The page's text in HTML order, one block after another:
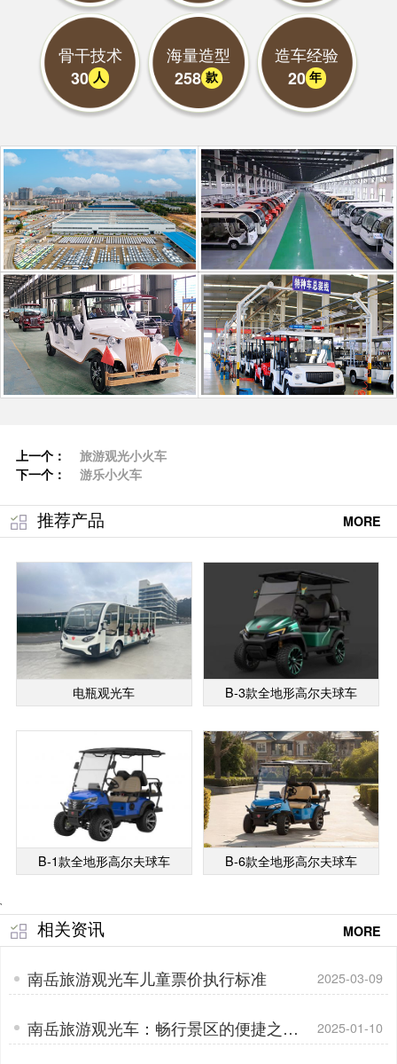
骨干技术
30 人
海量造型
258 款
造车经验
20 年
上一个：
旅游观光小火车
下一个：
游乐小火车
推荐产品 MORE
电瓶观光车 B-3款全地形高尔夫球车
B-1款全地形高尔夫球车 B-6款全地形高尔夫球车
`
相关资讯 MORE
南岳旅游观光车儿童票价执行标准 2025-03-09
南岳旅游观光车：畅行景区的便捷之选
「专菱」
2025-01-10